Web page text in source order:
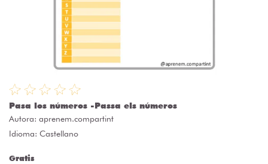
Pasa los números -Passa els números
Autora: aprenem.compartint
Idioma: Castellano
Gratis